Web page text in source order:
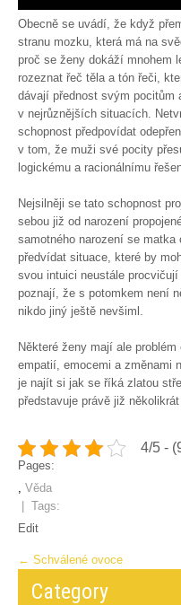
Obecně se uvádí, že když
stranu mozku, která má na
proč se ženy dokáží mnohem
rozeznat řeč těla a tón řeči,
dávají přednost svým pocitům
v nejrůznějších situacích.
schopnost předpovídat
v tom, že muži své pocity
logickému a racionálnímu
Nejsilněji se tato schopnost
sebou již od narození
samotného narození se
předvídat situace, které by
svou intuici neustále
poznají, že s potomkem není
nikdo jiný ještě nevšiml.
Některé ženy mají ale
empatií, emocemi a změnami
je najít si jak se říká zlatou
představuje právě již
4/5 -
Pages:
Věda
| Tags:
Edit
Post
navigation
← Schválené ovoce
Category